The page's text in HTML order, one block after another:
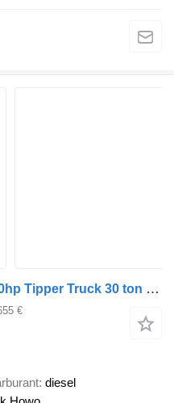
Sinotruk Howo 6x4 Howo 400hp Tipper Truck 30 ton used dump truck
€
diesel